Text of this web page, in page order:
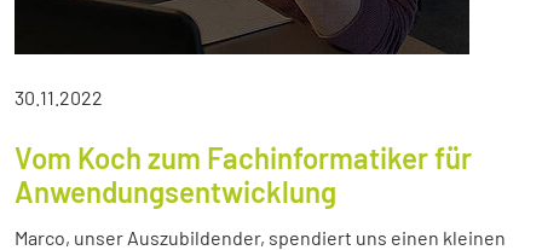
30.11.2022
Vom Koch zum Fachinformatiker für
Anwendungsentwicklung
Marco, unser Auszubildender, spendiert uns einen kleinen